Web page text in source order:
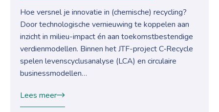
Hoe versnel je innovatie in (chemische) recycling?
Door technologische vernieuwing te koppelen aan
inzicht in milieu-impact én aan toekomstbestendige
verdienmodellen. Binnen het JTF-project C‑Recycle
spelen levenscyclusanalyse (LCA) en circulaire
businessmodellen…
Lees meer